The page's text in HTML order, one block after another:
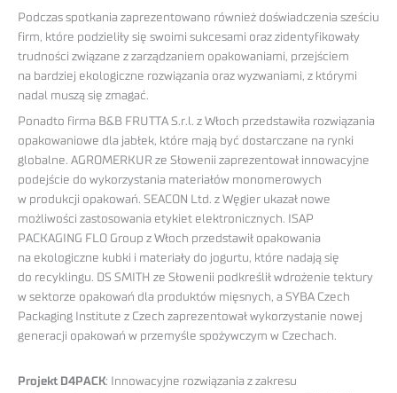
Podczas spotkania zaprezentowano również doświadczenia sześciu
firm, które podzieliły się swoimi sukcesami oraz zidentyfikowały
trudności związane z zarządzaniem opakowaniami, przejściem
na bardziej ekologiczne rozwiązania oraz wyzwaniami, z którymi
nadal muszą się zmagać.
Ponadto firma B&B FRUTTA S.r.l. z Włoch przedstawiła rozwiązania
opakowaniowe dla jabłek, które mają być dostarczane na rynki
globalne. AGROMERKUR ze Słowenii zaprezentował innowacyjne
podejście do wykorzystania materiałów monomerowych
w produkcji opakowań. SEACON Ltd. z Węgier ukazał nowe
możliwości zastosowania etykiet elektronicznych. ISAP
PACKAGING FLO Group z Włoch przedstawił opakowania
na ekologiczne kubki i materiały do jogurtu, które nadają się
do recyklingu. DS SMITH ze Słowenii podkreślił wdrożenie tektury
w sektorze opakowań dla produktów mięsnych, a SYBA Czech
Packaging Institute z Czech zaprezentował wykorzystanie nowej
generacji opakowań w przemyśle spożywczym w Czechach.
Projekt D4PACK: Innowacyjne rozwiązania z zakresu